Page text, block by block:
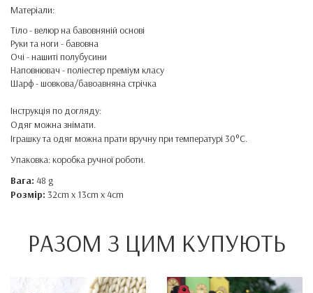
Матеріали:
Тіло - велюр на бавовняній основі
Руки та ноги - бавовна
Очі - нашиті полубусини
Наповнювач - поліестер преміум класу
Шарф - шовкова/бавоавняна стрічка
Інструкція по догляду:
Одяг можна знімати.
Іграшку та одяг можна прати вручну при температурі 30°C.
Упаковка: коробка ручної роботи.
Вага: 48 g
Розмір: 32cm x 13cm x 4cm
РАЗОМ З ЦИМ КУПУЮТЬ